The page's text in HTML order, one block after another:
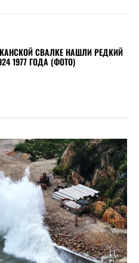
СВАЛКЕ НАШЛИ РЕДКИЙ
1977 ГОДА (ФОТО)